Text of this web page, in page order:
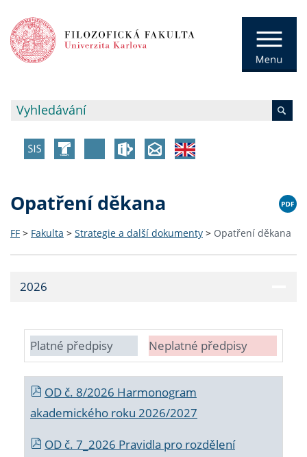
Opatření děkana
FF > Fakulta > Strategie a další dokumenty > Opatření děkana
2026
Platné předpisy Neplatné předpisy
OD č. 8/2026 Harmonogram
akademického roku 2026/2027
OD č. 7_2026 Pravidla pro rozdělení